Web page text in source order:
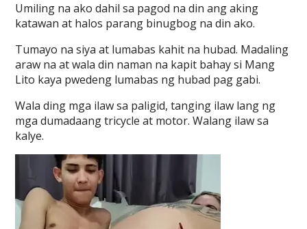
Umiling na ako dahil sa pagod na din ang aking
katawan at halos parang binugbog na din ako.
Tumayo na siya at lumabas kahit na hubad. Madaling
araw na at wala din naman na kapit bahay si Mang
Lito kaya pwedeng lumabas ng hubad pag gabi.
Wala ding mga ilaw sa paligid, tanging ilaw lang ng
mga dumadaang tricycle at motor. Walang ilaw sa
kalye.